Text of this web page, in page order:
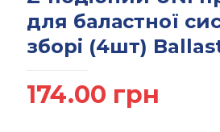
для баластної
зборі (4шт)
174.00 грн